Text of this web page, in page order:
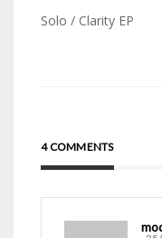
Navigation
Solo / Clarity EP
4 COMMENTS